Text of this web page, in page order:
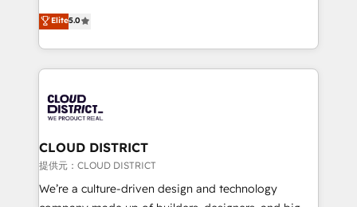
Inbound Campaign of the Year 🏆 Gold AVA Digital
Award for Best Website 🌟 Accreditations: CRM
expertise across Latin America and Southern
Europe, with teams across 7 countries. Born in Chile,
we combine local insight with international reach to
help businesses grow through technology, creativity,
500+ HubSpot implementations, building end-to-
end solutions that integrate CRM, AI automation,
inbound and loop marketing, content, and digital
creativity. Our multicultural team works in Spanish,
Portuguese, and English to design scalable strategies
that drive measurable growth. 🌎 Highlights: • 10+
Elite5.0
CLOUD DISTRICT
提供元：CLOUD DISTRICT
We’re a culture-driven design and technology